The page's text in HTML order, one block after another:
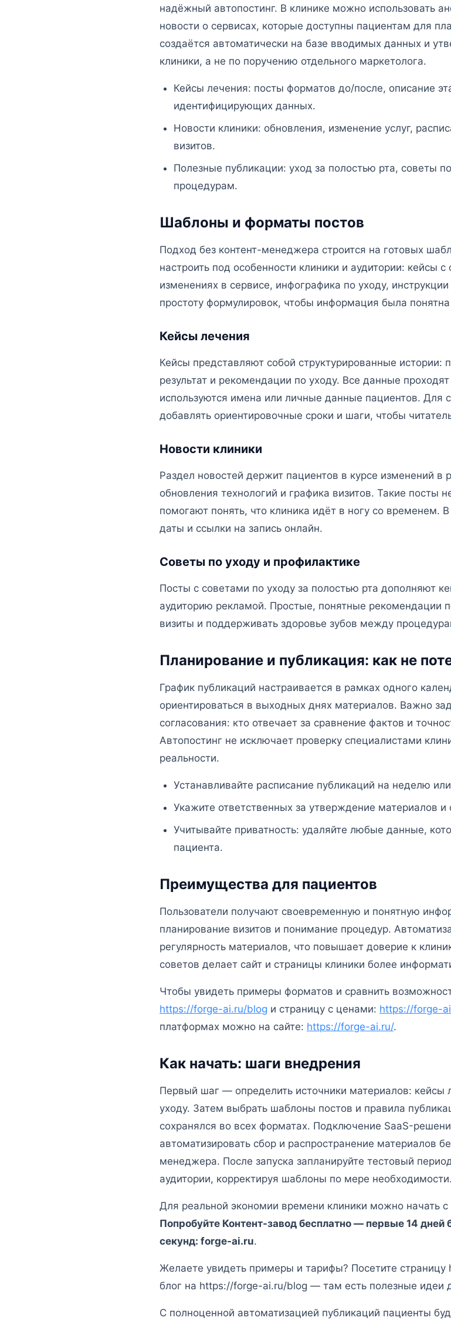
надёжный автопостинг. В клинике можно использовать
новости о сервисах, которые доступны пациентам для
создаётся автоматически на базе вводимых данных и
клиники, а не по поручению отдельного маркетолога.
Кейсы лечения: посты форматов до/после, описание
идентифицирующих данных.
Новости клиники: обновления, изменение услуг,
визитов.
Полезные публикации: уход за полостью рта, советы
процедурам.
Шаблоны и форматы постов
Подход без контент-менеджера строится на готовых
настроить под особенности клиники и аудитории: кейсы
изменениях в сервисе, инфографика по уходу,
простоту формулировок, чтобы информация была
Кейсы лечения
Кейсы представляют собой структурированные истории:
результат и рекомендации по уходу. Все данные
используются имена или личные данные пациентов. Для
добавлять ориентировочные сроки и шаги, чтобы
Новости клиники
Раздел новостей держит пациентов в курсе изменений в
обновления технологий и графика визитов. Такие посты
помогают понять, что клиника идёт в ногу со временем.
даты и ссылки на запись онлайн.
Советы по уходу и профилактике
Посты с советами по уходу за полостью рта дополняют
аудиторию рекламой. Простые, понятные рекомендации
визиты и поддерживать здоровье зубов между
Планирование и публикация: как не
График публикаций настраивается в рамках одного
ориентироваться в выходных днях материалов. Важно
согласования: кто отвечает за сравнение фактов и
Автопостинг не исключает проверку специалистами
реальности.
Устанавливайте расписание публикаций на неделю
Укажите ответственных за утверждение материалов и
Учитывайте приватность: удаляйте любые данные,
пациента.
Преимущества для пациентов
Пользователи получают своевременную и понятную
планирование визитов и понимание процедур.
регулярность материалов, что повышает доверие к
советов делает сайт и страницы клиники более
Чтобы увидеть примеры форматов и сравнить
https://forge-ai.ru/blog и страницу с ценами: https://forge-
платформах можно на сайте: https://forge-ai.ru/.
Как начать: шаги внедрения
Первый шаг — определить источники материалов: кейсы
уходу. Затем выбрать шаблоны постов и правила
сохранялся во всех форматах. Подключение SaaS-
автоматизировать сбор и распространение материалов
менеджера. После запуска запланируйте тестовый
аудитории, корректируя шаблоны по мере необходимости.
Для реальной экономии времени клиники можно начать
Попробуйте Контент-завод бесплатно — первые 14 дней
секунд: forge-ai.ru.
Желаете увидеть примеры и тарифы? Посетите
блог на https://forge-ai.ru/blog — там есть полезные идеи
С полноценной автоматизацией публикаций пациенты